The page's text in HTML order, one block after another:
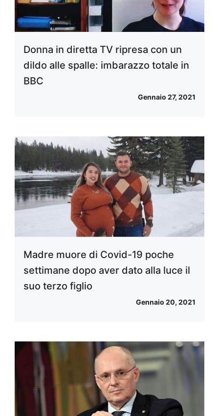
Donna in diretta TV ripresa con un
dildo alle spalle: imbarazzo totale in
BBC
Gennaio 27, 2021
Madre muore di Covid-19 poche
settimane dopo aver dato alla luce il
suo terzo figlio
Gennaio 20, 2021